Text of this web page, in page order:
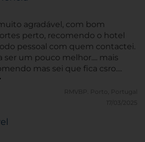
com bom
o hotel
pessoal com quem contactei.
ser um pouco melhor.... mais
mas sei que fica csro....
RMVBP.
Porto, Portugal
17/03/2025